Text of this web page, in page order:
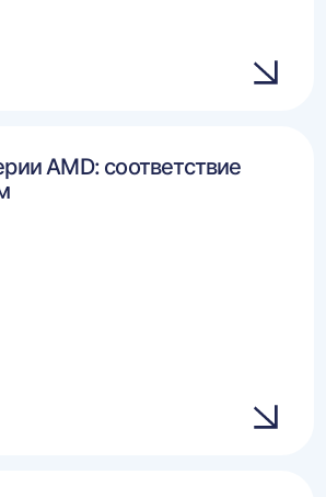
AMD: соответствие